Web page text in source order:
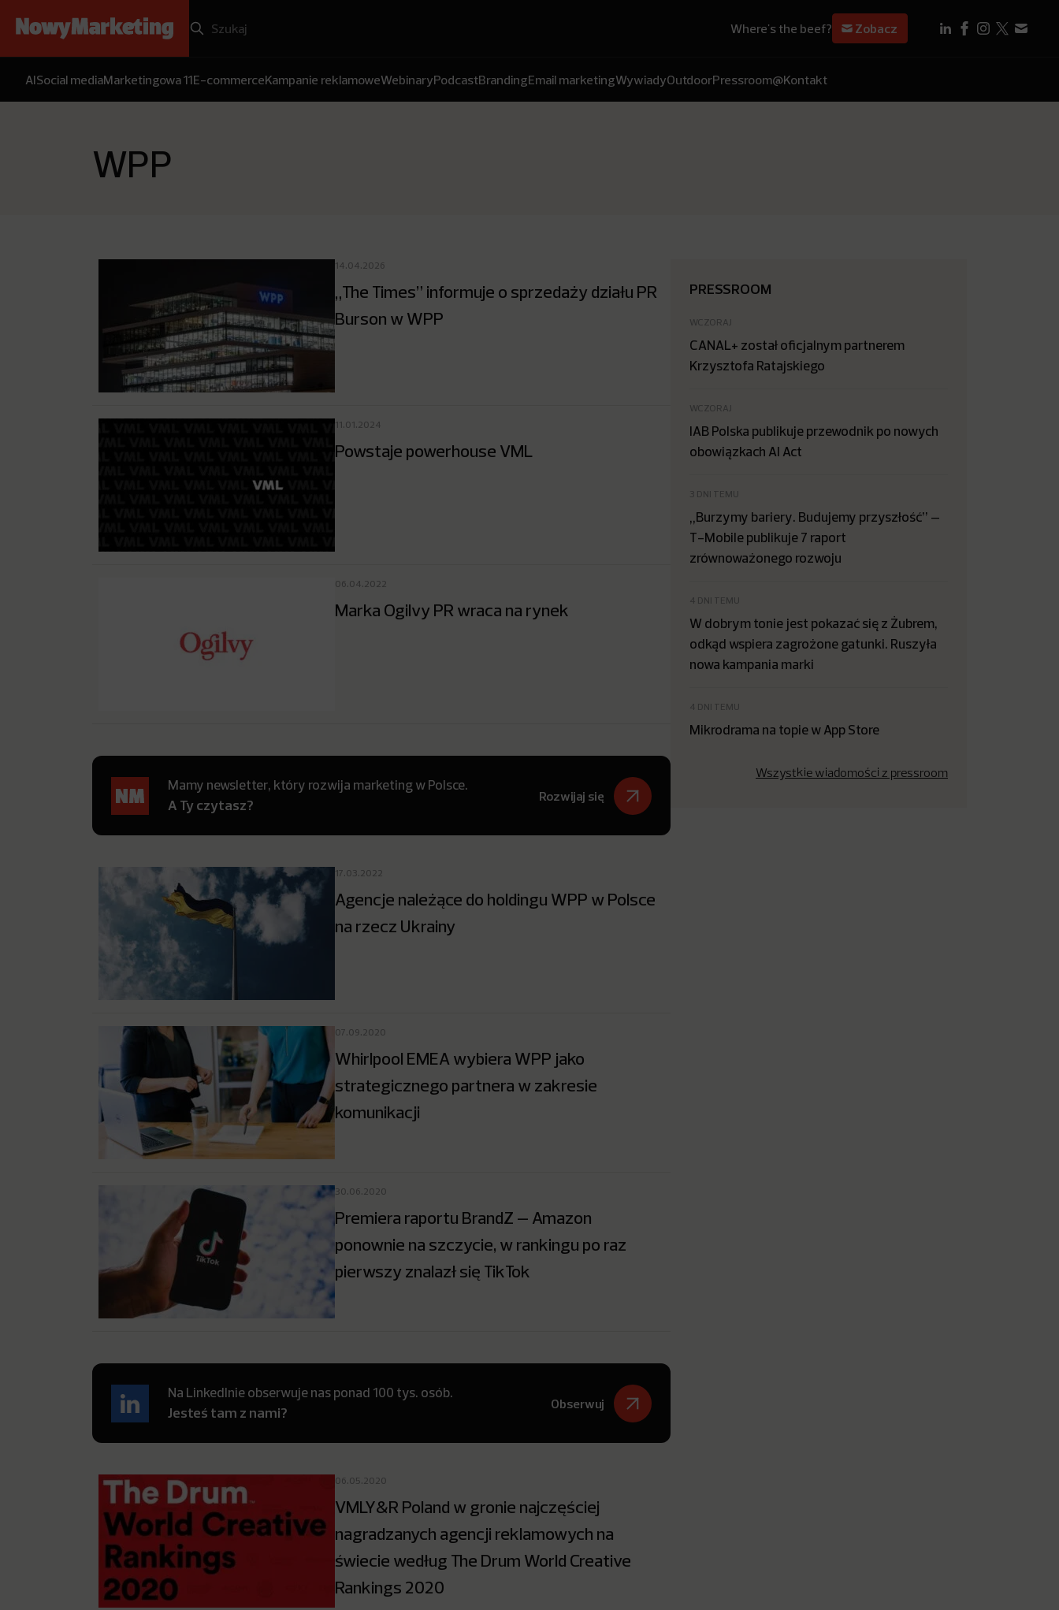
Where's the beef? Zobacz
AISocial mediaMarketingowa 11E-commerceKampanie reklamoweWebinaryPodcastBrandingEmail marketingWywiadyOutdoorPressroom@Kontakt
WPP
14.04.2026
„The Times” informuje o sprzedaży działu PR
Burson w WPP
11.01.2024
Powstaje powerhouse VML
06.04.2022
Marka Ogilvy PR wraca na rynek
Mamy newsletter, który rozwija marketing w Polsce.
A Ty czytasz?
Rozwijaj się
17.03.2022
Agencje należące do holdingu WPP w Polsce
na rzecz Ukrainy
07.09.2020
Whirlpool EMEA wybiera WPP jako
strategicznego partnera w zakresie
komunikacji
30.06.2020
Premiera raportu BrandZ – Amazon
ponownie na szczycie, w rankingu po raz
pierwszy znalazł się TikTok
Na LinkedInie obserwuje nas ponad 100 tys. osób.
Jesteś tam z nami?
Obserwuj
06.05.2020
VMLY&R Poland w gronie najczęściej
nagradzanych agencji reklamowych na
świecie według The Drum World Creative
Rankings 2020
PRESSROOM
WCZORAJ
CANAL+ został oficjalnym partnerem
Krzysztofa Ratajskiego
WCZORAJ
IAB Polska publikuje przewodnik po nowych
obowiązkach AI Act
3 DNI TEMU
„Burzymy bariery. Budujemy przyszłość” –
T-Mobile publikuje 7 raport
zrównoważonego rozwoju
4 DNI TEMU
W dobrym tonie jest pokazać się z Żubrem,
odkąd wspiera zagrożone gatunki. Ruszyła
nowa kampania marki
4 DNI TEMU
Mikrodrama na topie w App Store
Wszystkie wiadomości z pressroom